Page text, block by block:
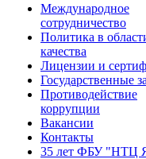
Международное
сотрудничество
Политика в
качества
Лицензии и
Государственные
Противодействие
коррупции
Вакансии
Контакты
35 лет ФБУ "НТЦ